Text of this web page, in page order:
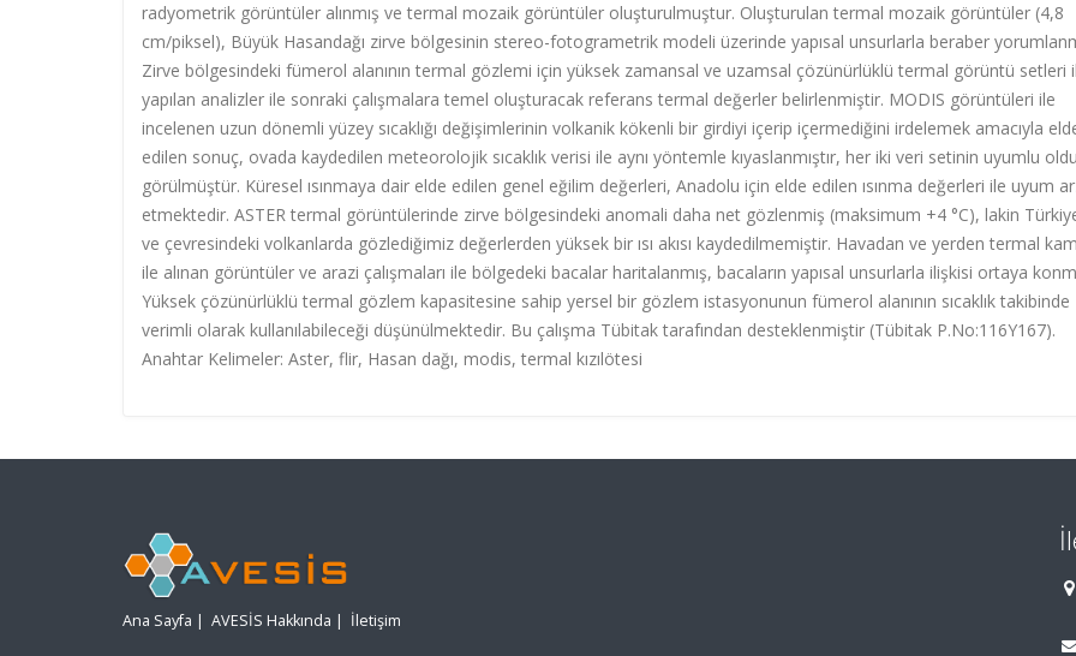
radyometrik görüntüler alınmış ve termal mozaik görüntüler oluşturulmuştur. Oluşturulan termal mozaik görüntüler (4,8
cm/piksel), Büyük Hasandağı zirve bölgesinin stereo-fotogrametrik modeli üzerinde yapısal unsurlarla beraber
Zirve bölgesindeki fümerol alanının termal gözlemi için yüksek zamansal ve uzamsal çözünürlüklü termal görüntü setleri
yapılan analizler ile sonraki çalışmalara temel oluşturacak referans termal değerler belirlenmiştir. MODIS görüntüleri ile
incelenen uzun dönemli yüzey sıcaklığı değişimlerinin volkanik kökenli bir girdiyi içerip içermediğini irdelemek amacıyla
edilen sonuç, ovada kaydedilen meteorolojik sıcaklık verisi ile aynı yöntemle kıyaslanmıştır, her iki veri setinin uyumlu
görülmüştür. Küresel ısınmaya dair elde edilen genel eğilim değerleri, Anadolu için elde edilen ısınma değerleri ile uyum
etmektedir. ASTER termal görüntülerinde zirve bölgesindeki anomali daha net gözlenmiş (maksimum +4 °C), lakin
ve çevresindeki volkanlarda gözlediğimiz değerlerden yüksek bir ısı akısı kaydedilmemiştir. Havadan ve yerden termal
ile alınan görüntüler ve arazi çalışmaları ile bölgedeki bacalar haritalanmış, bacaların yapısal unsurlarla ilişkisi ortaya
Yüksek çözünürlüklü termal gözlem kapasitesine sahip yersel bir gözlem istasyonunun fümerol alanının sıcaklık takibinde
verimli olarak kullanılabileceği düşünülmektedir. Bu çalışma Tübitak tarafından desteklenmiştir (Tübitak P.No:116Y167).
Anahtar Kelimeler: Aster, flir, Hasan dağı, modis, termal kızılötesi
Ana Sayfa | AVESİS Hakkında | İletişim